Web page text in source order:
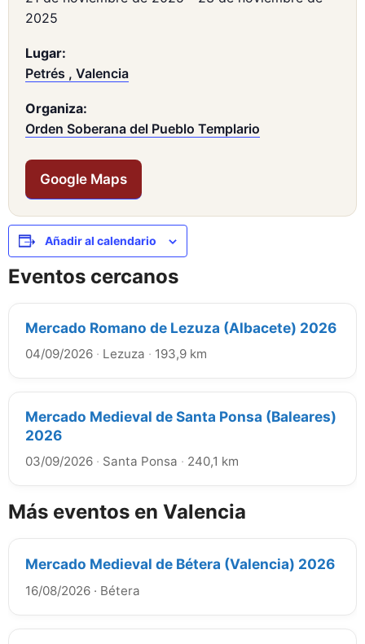
2025
Lugar:
Petrés , Valencia
Organiza:
Orden Soberana del Pueblo Templario
Google Maps
Añadir al calendario
Eventos cercanos
Mercado Romano de Lezuza (Albacete) 2026
04/09/2026 · Lezuza · 193,9 km
Mercado Medieval de Santa Ponsa (Baleares)
2026
03/09/2026 · Santa Ponsa · 240,1 km
Más eventos en Valencia
Mercado Medieval de Bétera (Valencia) 2026
16/08/2026 · Bétera